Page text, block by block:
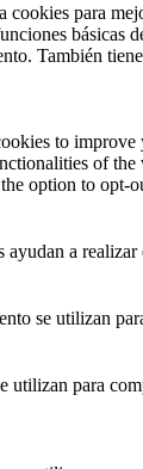
para
básicas
También
to improve
of the
option to opt-
ayudan a
se utilizan
utilizan para